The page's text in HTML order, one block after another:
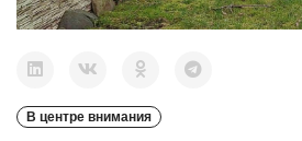
В центре внимания